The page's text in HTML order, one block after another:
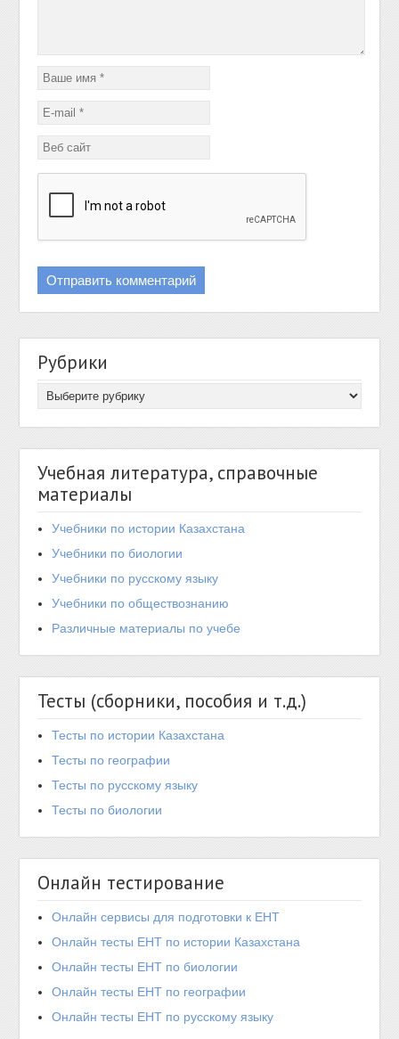
Рубрики
Учебная литература, справочные
материалы
Учебники по истории Казахстана
Учебники по биологии
Учебники по русскому языку
Учебники по обществознанию
Различные материалы по учебе
Тесты (сборники, пособия и т.д.)
Тесты по истории Казахстана
Тесты по географии
Тесты по русскому языку
Тесты по биологии
Онлайн тестирование
Онлайн сервисы для подготовки к ЕНТ
Онлайн тесты ЕНТ по истории Казахстана
Онлайн тесты ЕНТ по биологии
Онлайн тесты ЕНТ по географии
Онлайн тесты ЕНТ по русскому языку